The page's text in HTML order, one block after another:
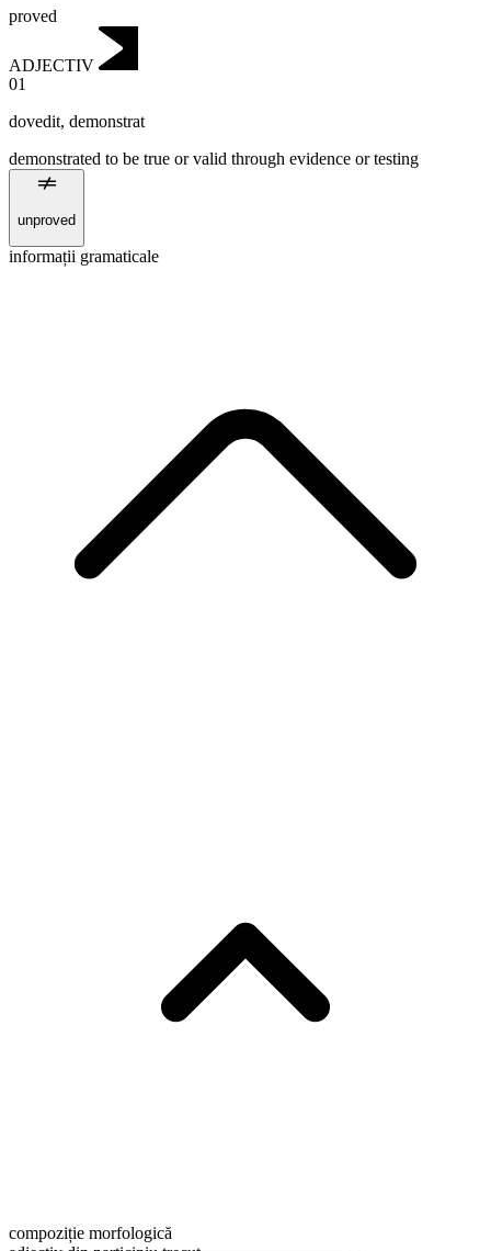
proved
ADJECTIV
01
dovedit, demonstrat
demonstrated to be true or valid through evidence or testing
unproved
informații gramaticale
compoziție morfologică